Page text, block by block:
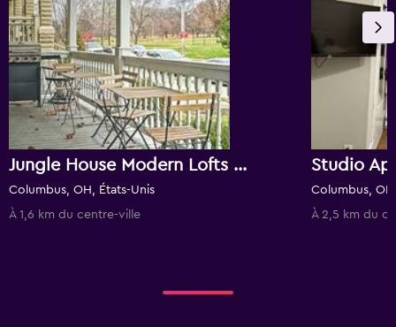
Jungle House Modern Lofts - Arena District & Short North
Columbus, OH, États-Unis
À 1,6 km du centre-ville
Columbus,
À 2,5 km du